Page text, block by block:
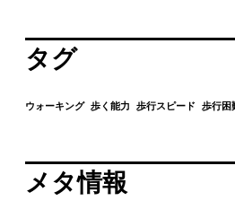
タグ
ウォーキング 歩く能力 歩行スピード 歩行困
メタ情報